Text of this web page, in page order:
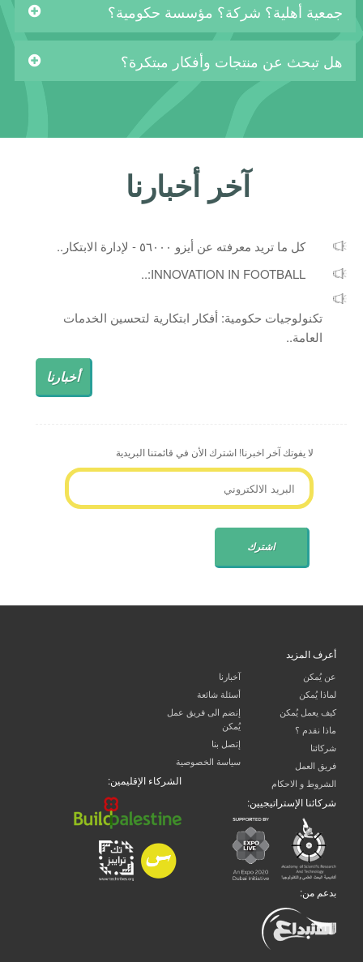
جمعية أهلية؟ شركة؟ مؤسسة حكومية؟
هل تبحث عن منتجات وأفكار مبتكرة؟
آخر أخبارنا
كل ما تريد معرفته عن أيزو ٥٦٠٠٠ - لإدارة الابتكار..
INNOVATION IN FOOTBALL:..
تكنولوجيات حكومية: أفكار ابتكارية لتحسين الخدمات
العامة..
أخبارنا
لا يفوتك آخر اخبرنا! اشترك الأن في قائمتنا البريدية
أعرف المزيد
عن يُمكن
لماذا يُمكن
كيف يعمل يُمكن
ماذا نقدم ؟
شركائنا
فريق العمل
الشروط و الاحكام
آخبارنا
أسئلة شائعة
إنضم الى فريق عمل
يُمكن
إتصل بنا
سياسة الخصوصية
الشركاء الإقليمين:
شركائنا الإستراتيجيين:
بدعم من: